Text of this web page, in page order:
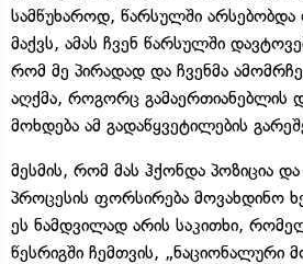
სამწუხაროდ, წარსულში არსებობდა
მაქვს, ამას ჩვენ წარსულში
რომ მე პირადად და ჩვენმა
აღქმა, როგორც გამაერთიანებლის
მოხდება ამ გადაწყვეტილების
მესმის, რომ მას ჰქონდა პოზიცია
პროცესის ფორსირება მოვახდინო
ეს ნამდვილად არის საკითხი,
წესრიგში ჩემთვის, „ნაციონალური